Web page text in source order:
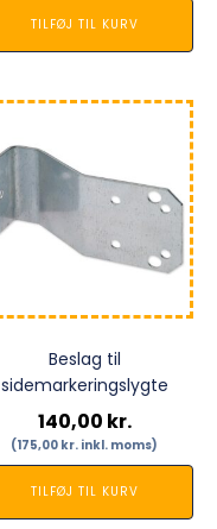
TILFØJ TIL KURV
Beslag til
sidemarkeringslygte
140,00 kr.
(175,00 kr. inkl. moms)
TILFØJ TIL KURV